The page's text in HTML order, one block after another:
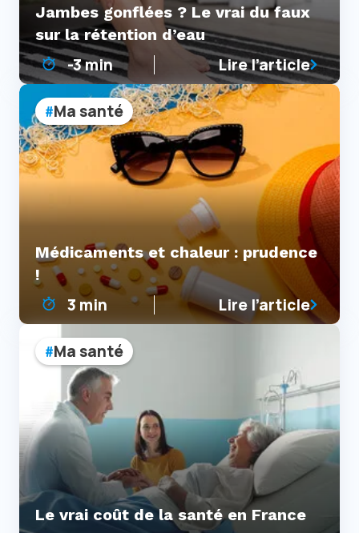
Jambes gonflées ? Le vrai du faux
sur la rétention d’eau
-3 min Lire l’article
Médicaments et chaleur : prudence
!
Ma santé
3 min Lire l’article
Le vrai coût de la santé en France
Ma santé